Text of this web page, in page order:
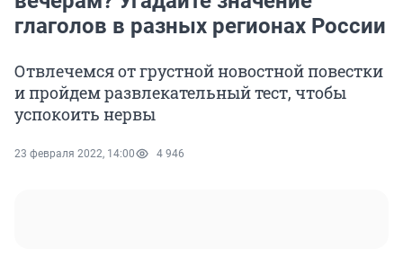
глаголов в разных регионах России
Отвлечемся от грустной новостной повестки
и пройдем развлекательный тест, чтобы
успокоить нервы
23 февраля 2022, 14:00 4 946